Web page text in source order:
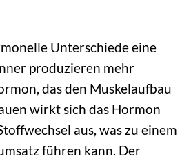
Unterschiede eine
produzieren mehr
das den Muskelaufbau
wirkt sich das Hormon
aus, was zu einem
führen kann. Der